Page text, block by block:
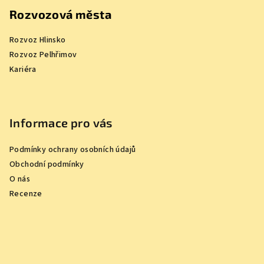
Rozvozová města
Rozvoz Hlinsko
Rozvoz Pelhřimov
Kariéra
Informace pro vás
Podmínky ochrany osobních údajů
Obchodní podmínky
O nás
Recenze